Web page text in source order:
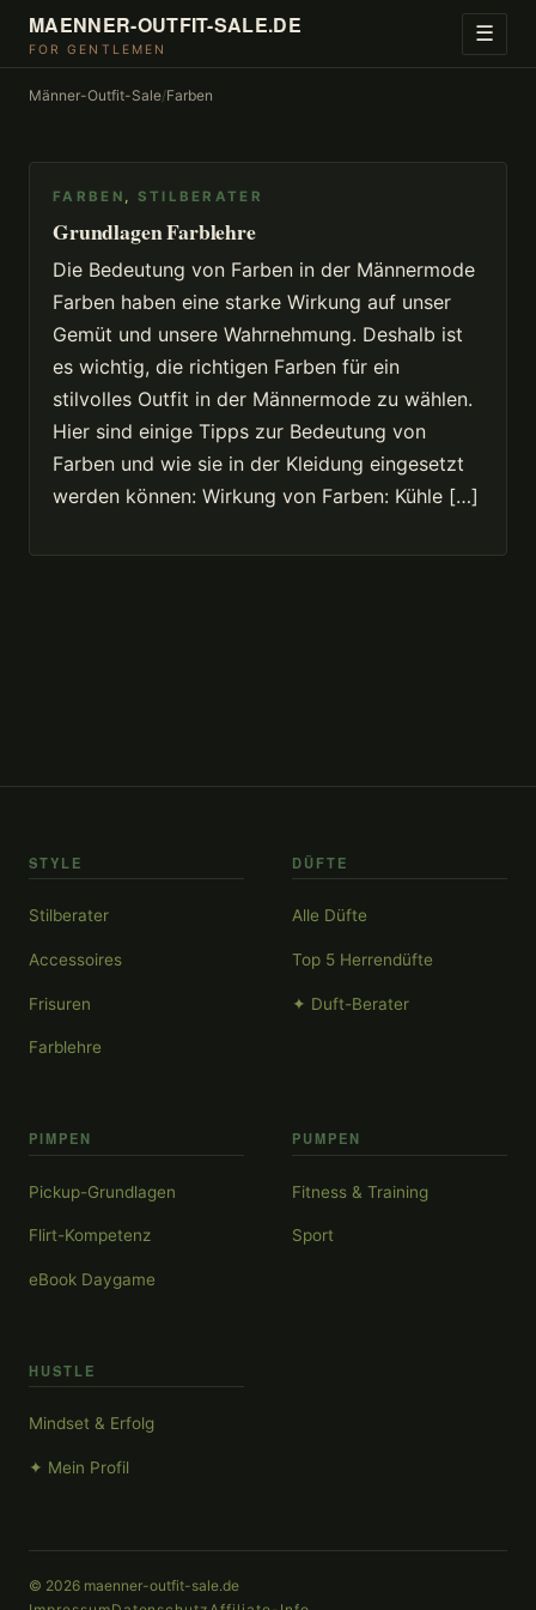
MAENNER-OUTFIT-SALE.DE
FOR GENTLEMEN
☰
Männer-Outfit-Sale/Farben
FARBEN STILBERATER
Grundlagen Farblehre
Die Bedeutung von Farben in der Männermode
Farben haben eine starke Wirkung auf unser
Gemüt und unsere Wahrnehmung. Deshalb ist
es wichtig, die richtigen Farben für ein
stilvolles Outfit in der Männermode zu wählen.
Hier sind einige Tipps zur Bedeutung von
Farben und wie sie in der Kleidung eingesetzt
werden können: Wirkung von Farben: Kühle […]
STYLE
Stilberater
Accessoires
Frisuren
Farblehre
DÜFTE
Alle Düfte
Top 5 Herrendüfte
✦ Duft-Berater
PIMPEN
Pickup-Grundlagen
Flirt-Kompetenz
eBook Daygame
PUMPEN
Fitness & Training
Sport
HUSTLE
Mindset & Erfolg
✦ Mein Profil
© 2026 maenner-outfit-sale.de